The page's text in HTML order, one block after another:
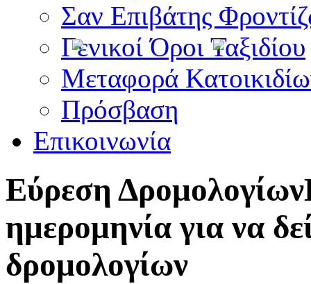
Σαν Επιβάτης
Γενικοί Όροι Ταξιδίου
Μεταφορά
Πρόσβαση
Επικοινωνία
Εύρεση Δρομολογίων
ημερομηνία για να
δρομολογίων